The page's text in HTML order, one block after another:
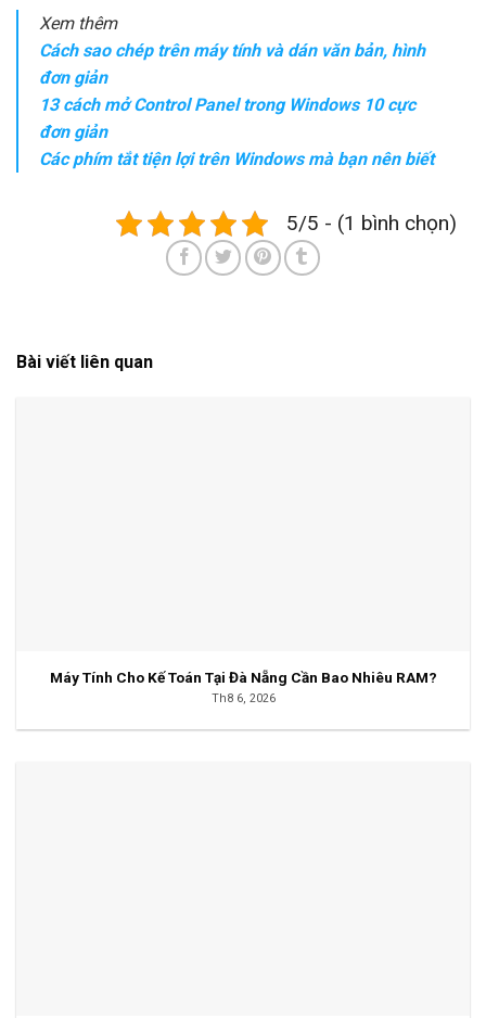
Xem thêm
Cách sao chép trên máy tính và dán văn bản, hình
đơn giản
13 cách mở Control Panel trong Windows 10 cực
đơn giản
Các phím tắt tiện lợi trên Windows mà bạn nên biết
5/5 - (1 bình chọn)
Bài viết liên quan
Máy Tính Cho Kế Toán Tại Đà Nẵng Cần Bao Nhiêu RAM?
Th8 6, 2026